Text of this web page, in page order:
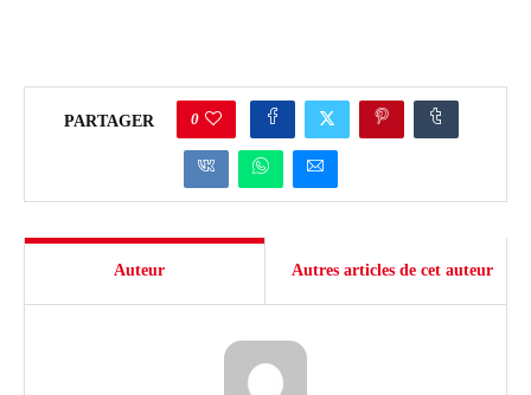
PARTAGER 0
Auteur Autres articles de cet auteur